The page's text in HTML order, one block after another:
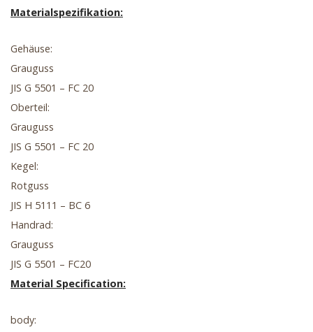
Materialspezifikation:
Gehäuse:
Grauguss
JIS G 5501 – FC 20
Oberteil:
Grauguss
JIS G 5501 – FC 20
Kegel:
Rotguss
JIS H 5111 – BC 6
Handrad:
Grauguss
JIS G 5501 – FC20
Material Specification:
body: